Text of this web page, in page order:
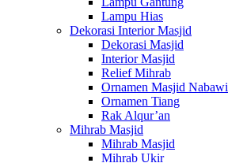
Lampu Hias
Dekorasi Interior Masjid
Dekorasi Masjid
Interior Masjid
Relief Mihrab
Ornamen Masjid Nabawi
Ornamen Tiang
Rak Alqur’an
Mihrab Masjid
Mihrab Masjid
Mihrab Ukir